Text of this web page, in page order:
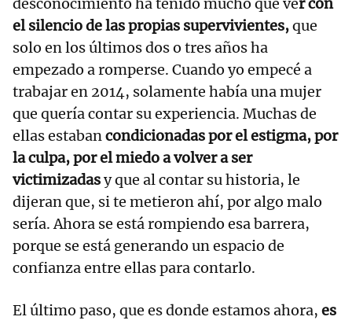
desconocimiento ha tenido mucho que ver con
el silencio de las propias supervivientes,que
solo en los últimos dos o tres años ha
empezado a romperse. Cuando yo empecé a
trabajar en 2014, solamente había una mujer
que quería contar su experiencia. Muchas de
ellas estabancondicionadas por el estigma, por
la culpa, por el miedo a volver a ser
victimizadasy que al contar su historia, le
dijeran que, si te metieron ahí, por algo malo
sería. Ahora se está rompiendo esa barrera,
porque se está generando un espacio de
confianza entre ellas para contarlo.
El último paso, que es donde estamos ahora, es